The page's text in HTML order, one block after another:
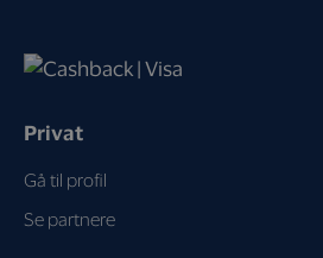
Privat
Gå til profil
Se partnere